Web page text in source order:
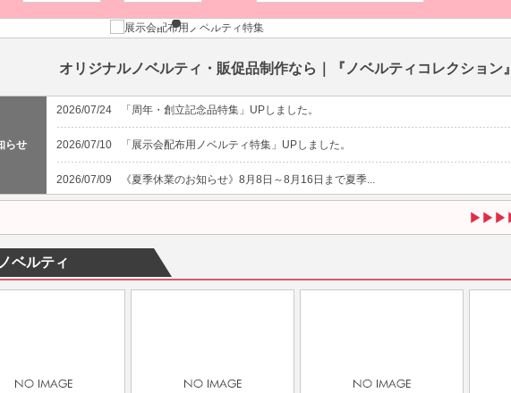
オリジナルノベルティ・販促品制作なら｜『ノベルティコレクション』
らせ
2026/07/24 「周年・創立記念品特集」UPしました。
2026/07/10 「展示会配布用ノベルティ特集」UPしました。
2026/07/09 《夏季休業のお知らせ》8月8日～8月16日まで夏季...
ベルティ